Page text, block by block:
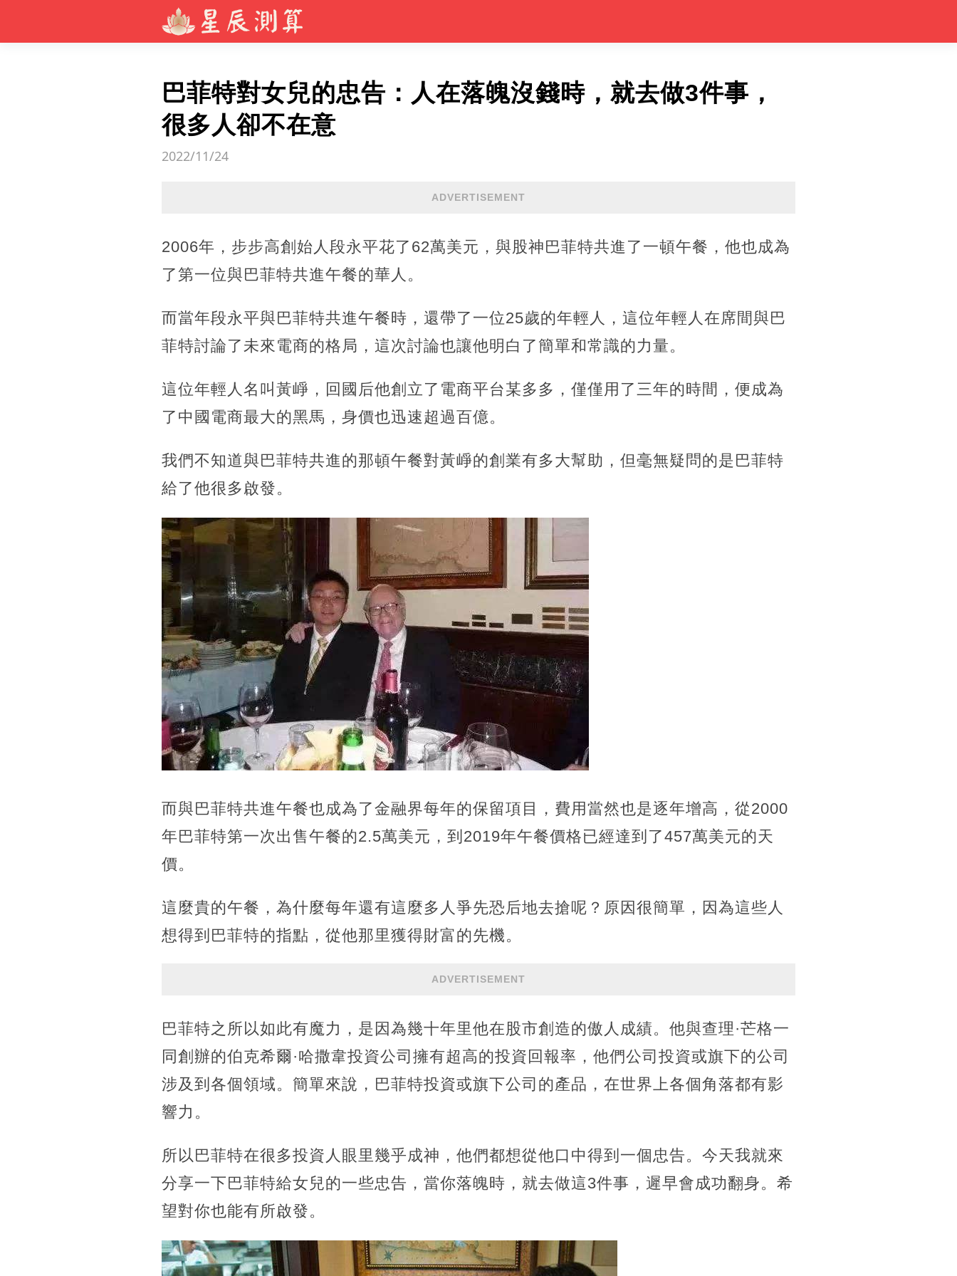
巴菲特對女兒的忠告：人在落魄沒錢時，就去做3件事，
很多人卻不在意
2022/11/24
ADVERTISEMENT
2006年，步步高創始人段永平花了62萬美元，與股神巴菲特共進了一頓午餐，他也成為
了第一位與巴菲特共進午餐的華人。
而當年段永平與巴菲特共進午餐時，還帶了一位25歲的年輕人，這位年輕人在席間與巴
菲特討論了未來電商的格局，這次討論也讓他明白了簡單和常識的力量。
這位年輕人名叫黃崢，回國后他創立了電商平台某多多，僅僅用了三年的時間，便成為
了中國電商最大的黑馬，身價也迅速超過百億。
我們不知道與巴菲特共進的那頓午餐對黃崢的創業有多大幫助，但毫無疑問的是巴菲特
給了他很多啟發。
而與巴菲特共進午餐也成為了金融界每年的保留項目，費用當然也是逐年增高，從2000
年巴菲特第一次出售午餐的2.5萬美元，到2019年午餐價格已經達到了457萬美元的天
價。
這麼貴的午餐，為什麼每年還有這麼多人爭先恐后地去搶呢？原因很簡單，因為這些人
想得到巴菲特的指點，從他那里獲得財富的先機。
ADVERTISEMENT
巴菲特之所以如此有魔力，是因為幾十年里他在股市創造的傲人成績。他與查理·芒格一
同創辦的伯克希爾·哈撒韋投資公司擁有超高的投資回報率，他們公司投資或旗下的公司
涉及到各個領域。簡單來說，巴菲特投資或旗下公司的產品，在世界上各個角落都有影
響力。
所以巴菲特在很多投資人眼里幾乎成神，他們都想從他口中得到一個忠告。今天我就來
分享一下巴菲特給女兒的一些忠告，當你落魄時，就去做這3件事，遲早會成功翻身。希
望對你也能有所啟發。